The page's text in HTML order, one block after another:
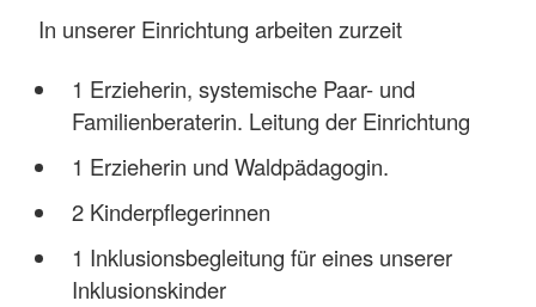
In unserer Einrichtung arbeiten zurzeit
1 Erzieherin, systemische Paar- und
Familienberaterin. Leitung der Einrichtung
1 Erzieherin und Waldpädagogin.
2 Kinderpflegerinnen
1 Inklusionsbegleitung für eines unserer
Inklusionskinder